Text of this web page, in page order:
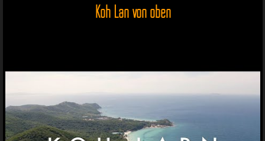
Koh Lan von oben